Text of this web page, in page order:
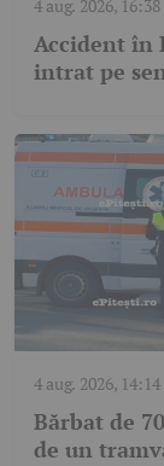
4 aug. 2026, 16:38
Accident în
intrat pe
4 aug. 2026, 14:14
Bărbat de
de un